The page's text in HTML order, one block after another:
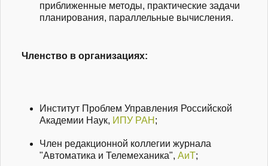
приближенные методы, практические задачи
планирования, параллельные вычисления.
Членство в организациях:
Институт Проблем Управления Российской
Академии Наук, ИПУ РАН ;
Член редакционной коллегии журнала
"Автоматика и Телемеханика", АиТ;